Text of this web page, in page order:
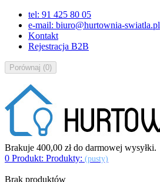
tel: 91 425 80 05
e-mail: biuro@hurtownia-swiatla.pl
Kontakt
Rejestracja B2B
Porównaj (0)
Brakuje 400,00 złdo darmowej wysyłki.
0 Produkt: Produkty: (pusty)
Brak produktów